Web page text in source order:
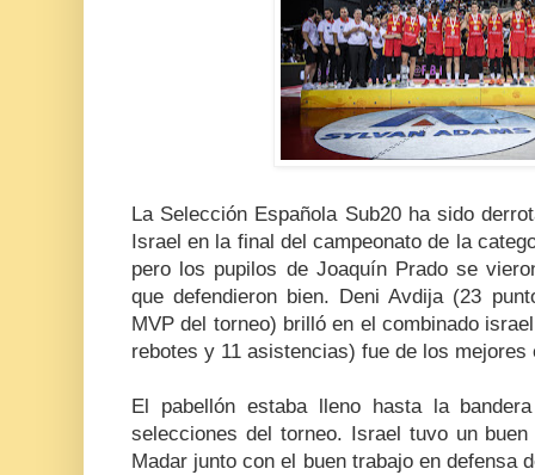
La Selección Española Sub20 ha sido
Israel en la final del campeonato de la
pero los pupilos de Joaquín Prado se
que defendieron bien. Deni Avdija (23
MVP del torneo) brilló en el combinado
rebotes y 11 asistencias) fue de los
El pabellón estaba lleno hasta la
selecciones del torneo. Israel tuvo un
Madar junto con el buen trabajo en defensa